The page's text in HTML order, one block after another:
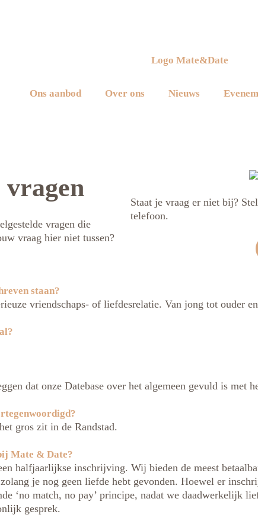
Ons aanbod Over ons Nieuws
vragen
vragen die
vraag hier niet tussen?
Staat je vraag er niet bij?
telefoon.
staan?
vriendschaps- of liefdesrelatie. Van jong tot ouder
dat onze Datebase over het algemeen gevuld is met
gros zit in de Randstad.
Mate & Date?
halfjaarlijkse inschrijving. Wij bieden de meest
je nog geen liefde hebt gevonden. Hoewel er
‘no match, no pay’ principe, nadat we daadwerkelijk
gesprek.